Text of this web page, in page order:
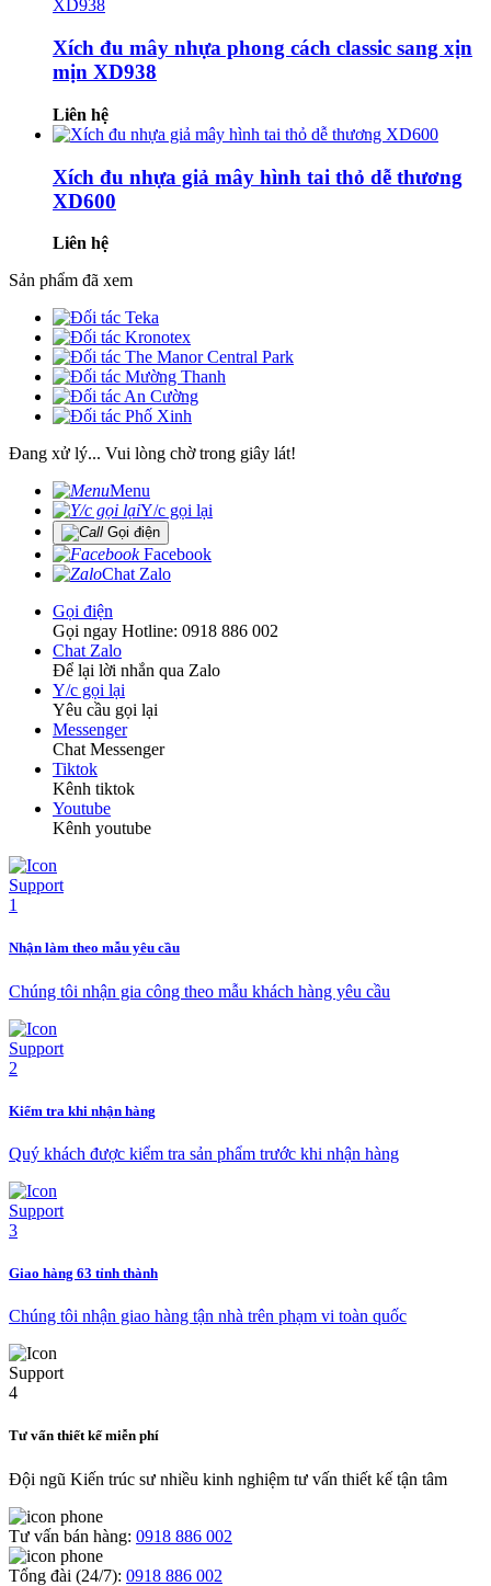
Xích đu mây nhựa phong cách classic sang xịn
mịn XD938
Liên hệ
Xích đu nhựa giả mây hình tai thỏ dễ thương
XD600
Liên hệ
Sản phẩm đã xem
Đang xử lý... Vui lòng chờ trong giây lát!
Menu
Y/c gọi lại
Gọi điện
Facebook
Chat Zalo
Gọi điện
Gọi ngay Hotline: 0918 886 002
Chat Zalo
Để lại lời nhắn qua Zalo
Y/c gọi lại
Yêu cầu gọi lại
Messenger
Chat Messenger
Tiktok
Kênh tiktok
Youtube
Kênh youtube
Nhận làm theo mẫu yêu cầu
Chúng tôi nhận gia công theo mẫu khách hàng yêu cầu
Kiểm tra khi nhận hàng
Quý khách được kiểm tra sản phẩm trước khi nhận hàng
Giao hàng 63 tỉnh thành
Chúng tôi nhận giao hàng tận nhà trên phạm vi toàn quốc
Tư vấn thiết kế miễn phí
Đội ngũ Kiến trúc sư nhiều kinh nghiệm tư vấn thiết kế tận tâm
Tư vấn bán hàng: 0918 886 002
Tổng đài (24/7): 0918 886 002